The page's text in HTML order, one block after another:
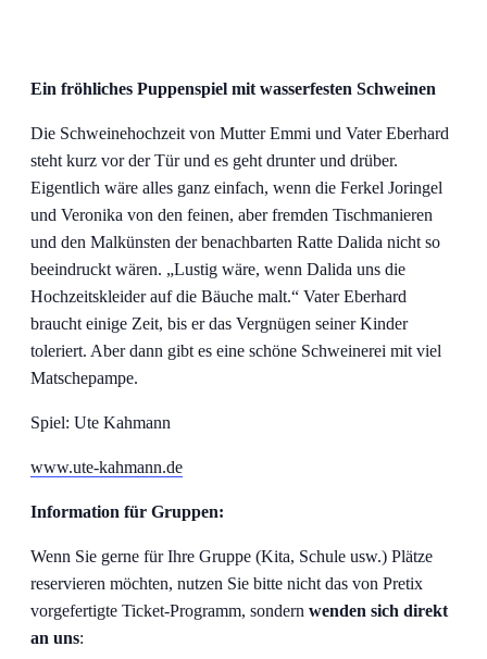
Ein fröhliches Puppenspiel mit wasserfesten Schweinen
Die Schweinehochzeit von Mutter Emmi und Vater Eberhard
steht kurz vor der Tür und es geht drunter und drüber.
Eigentlich wäre alles ganz einfach, wenn die Ferkel Joringel
und Veronika von den feinen, aber fremden Tischmanieren
und den Malkünsten der benachbarten Ratte Dalida nicht so
beeindruckt wären. „Lustig wäre, wenn Dalida uns die
Hochzeitskleider auf die Bäuche malt.“ Vater Eberhard
braucht einige Zeit, bis er das Vergnügen seiner Kinder
toleriert. Aber dann gibt es eine schöne Schweinerei mit viel
Matschepampe.
Spiel: Ute Kahmann
www.ute-kahmann.de
Information für Gruppen:
Wenn Sie gerne für Ihre Gruppe (Kita, Schule usw.) Plätze
reservieren möchten, nutzen Sie bitte nicht das von Pretix
vorgefertigte Ticket-Programm, sondern wenden sich direkt
an uns: